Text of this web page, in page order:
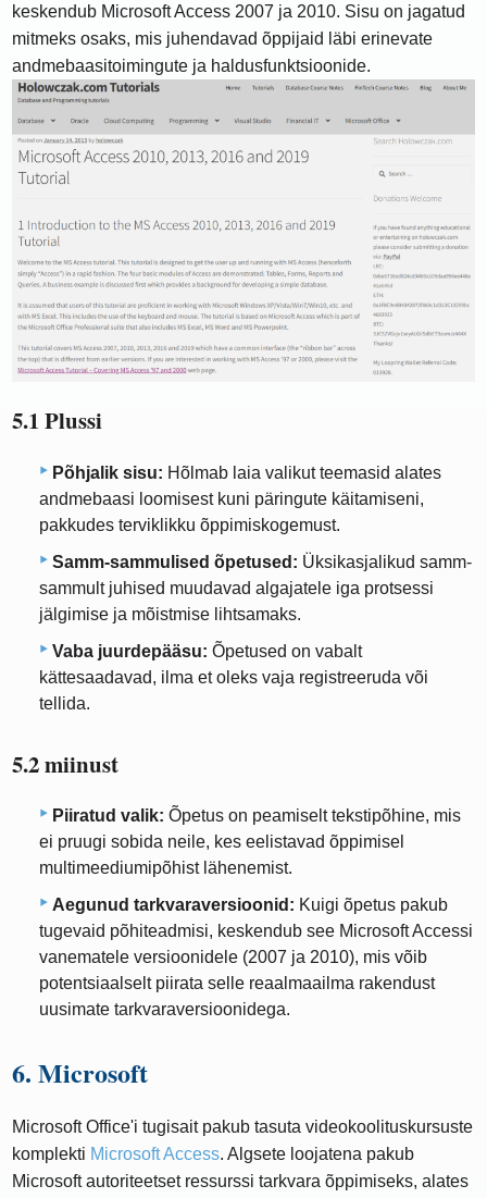
keskendub Microsoft Access 2007 ja 2010. Sisu on jagatud
mitmeks osaks, mis juhendavad õppijaid läbi erinevate
andmebaasitoimingute ja haldusfunktsioonide.
5.1 Plussi
Põhjalik sisu: Hõlmab laia valikut teemasid alates
andmebaasi loomisest kuni päringute käitamiseni,
pakkudes terviklikku õppimiskogemust.
Samm-sammulised õpetused: Üksikasjalikud samm-
sammult juhised muudavad algajatele iga protsessi
jälgimise ja mõistmise lihtsamaks.
Vaba juurdepääsu: Õpetused on vabalt
kättesaadavad, ilma et oleks vaja registreeruda või
tellida.
5.2 miinust
Piiratud valik: Õpetus on peamiselt tekstipõhine, mis
ei pruugi sobida neile, kes eelistavad õppimisel
multimeediumipõhist lähenemist.
Aegunud tarkvaraversioonid: Kuigi õpetus pakub
tugevaid põhiteadmisi, keskendub see Microsoft Accessi
vanematele versioonidele (2007 ja 2010), mis võib
potentsiaalselt piirata selle reaalmaailma rakendust
uusimate tarkvaraversioonidega.
6. Microsoft
Microsoft Office'i tugisait pakub tasuta videokoolituskursuste
komplekti Microsoft Access. Algsete loojatena pakub
Microsoft autoriteetset ressurssi tarkvara õppimiseks, alates